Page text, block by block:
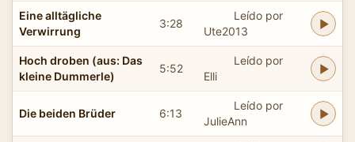
Eine alltägliche
Verwirrung
3:28
Leído por
Ute2013
Hoch droben (aus: Das
kleine Dummerle)
5:52
Leído por
Elli
Die beiden Brüder 6:13
Leído por
JulieAnn